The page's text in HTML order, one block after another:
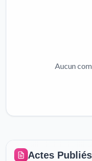
Aucun
Actes Publiés